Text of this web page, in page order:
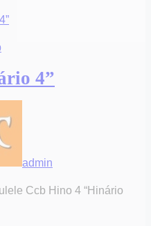
4”
admin
Ccb Hino 4 “Hinário